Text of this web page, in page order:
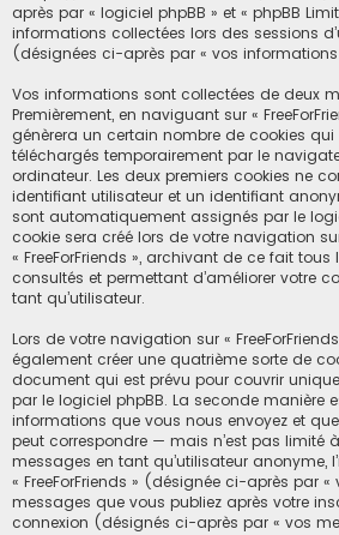
après par « logiciel phpBB » et « phpBB
informations collectées lors des sessions
(désignées ci-après par « vos
Vos informations sont collectées de deux
Premièrement, en naviguant sur «
génèrera un certain nombre de cookies
téléchargés temporairement par le
ordinateur. Les deux premiers cookies ne
identifiant utilisateur et un identifiant
sont automatiquement assignés par le
cookie sera créé lors de votre navigation
« FreeForFriends », archivant de ce fait
consultés et permettant d’améliorer votre
tant qu’utilisateur.
Lors de votre navigation sur «
également créer une quatrième sorte de
document qui est prévu pour couvrir
par le logiciel phpBB. La seconde manière
informations que vous nous envoyez et
peut correspondre — mais n’est pas limité
messages en tant qu’utilisateur anonyme,
« FreeForFriends » (désignée ci-après par
messages que vous publiez après votre
connexion (désignés ci-après par « vos